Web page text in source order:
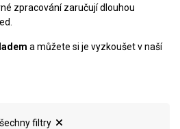
zpracování zaručují dlouhou
a můžete si je vyzkoušet v naší
filtry